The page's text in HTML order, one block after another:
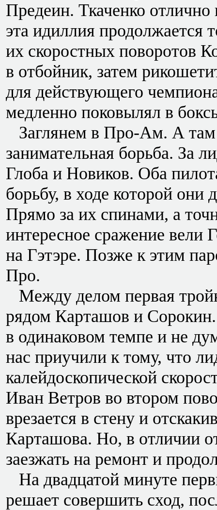
Предеин. Ткаченко отлично
эта идиллия продолжается
их скоростных поворотов
в отбойник, затем
для действующего
медленно поковылял в
Заглянем в Про-Ам. А там
занимательная борьба. За
Глоба и Новиков. Оба
борьбу, в ходе которой они
Прямо за их спинами, а
интересное сражение
на Гэтэре. Позже к этим
Про.
Между делом первая
рядом Карташов и
в одинаковом темпе и не
нас приучили к тому, что
калейдоскопической
Иван Ветров во втором
врезается в стену и
Карташова. Но, в отличии
заезжать на ремонт и
На двадцатой минуте
решает совершить сход,